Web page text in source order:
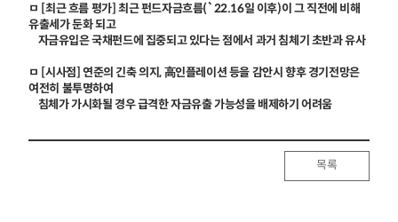
ㅁ [최근 흐름 평가] 최근 펀드자금흐름(`22.16일 이후)이 그 직전에 비해
유출세가 둔화 되고
자금유입은 국채펀드에 집중되고 있다는 점에서 과거 침체기 초반과 유사
ㅁ [시사점] 연준의 긴축 의지, 高인플레이션 등을 감안시 향후 경기전망은
여전히 불투명하여
침체가 가시화될 경우 급격한 자금유출 가능성을 배제하기 어려움
목록